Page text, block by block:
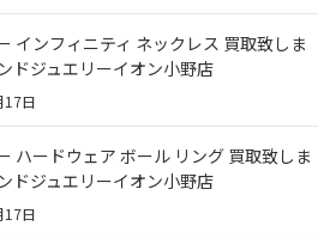
インフィニティ ネックレス 買取致しま
ドジュエリーイオン小野店
17日
ハードウェア ボール リング 買取致しま
ドジュエリーイオン小野店
17日